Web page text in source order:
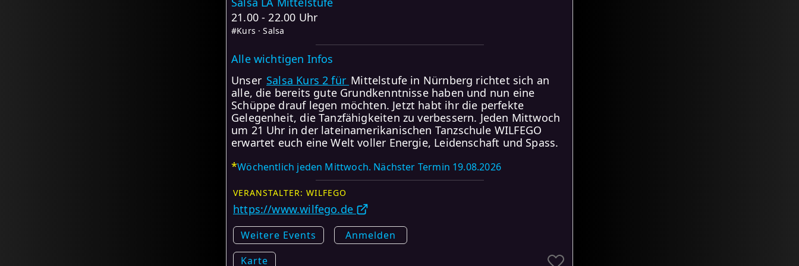
21.00 - 22.00 Uhr
#Kurs · Salsa
Alle wichtigen Infos
Unser Salsa Kurs 2 für Mittelstufe in Nürnberg richtet sich an
alle, die bereits gute Grundkenntnisse haben und nun eine
Schüppe drauf legen möchten. Jetzt habt ihr die perfekte
Gelegenheit, die Tanzfähigkeiten zu verbessern. Jeden Mittwoch
um 21 Uhr in der lateinamerikanischen Tanzschule WILFEGO
erwartet euch eine Welt voller Energie, Leidenschaft und Spass.
*Wöchentlich jeden Mittwoch. Nächster Termin 19.08.2026
VERANSTALTER: WILFEGO
https://www.wilfego.de
Weitere Events
Anmelden
Karte